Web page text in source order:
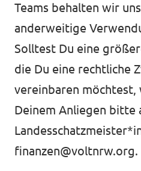
Teams behalten wir
anderweitige
Solltest Du eine
die Du eine rechtliche
vereinbaren möchtest,
Deinem Anliegen bitte
finanzen@voltnrw.org.